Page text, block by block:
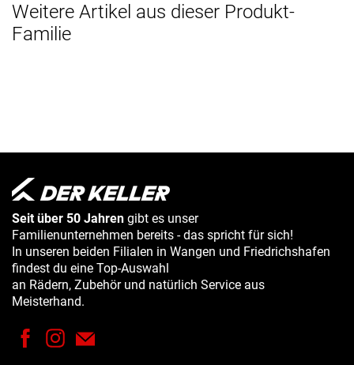
Weitere Artikel aus dieser Produkt-
Familie
Seit über 50 Jahren gibt es unser
Familienunternehmen bereits - das spricht für sich!
In unseren beiden Filialen in Wangen und Friedrichshafen
findest du eine Top-Auswahl
an Rädern, Zubehör und natürlich Service aus
Meisterhand.